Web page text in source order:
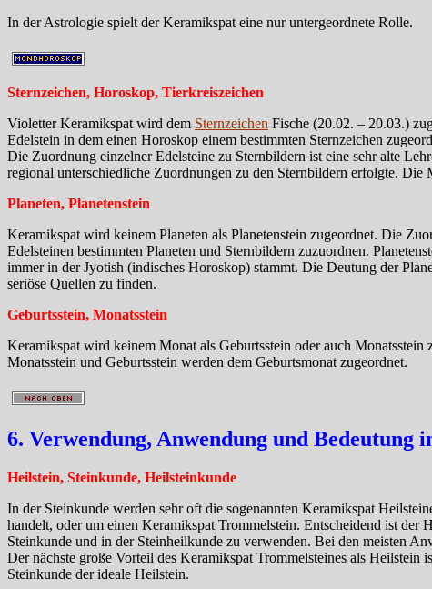
In der Astrologie spielt der Keramikspat eine nur untergeordnete Rolle.
Sternzeichen, Horoskop, Tierkreiszeichen
Violetter Keramikspat wird dem Sternzeichen Fische (20.02. – 20.03.)
Edelstein in dem einen Horoskop einem bestimmten Sternzeichen
Die Zuordnung einzelner Edelsteine zu Sternbildern ist eine sehr alte
regional unterschiedliche Zuordnungen zu den Sternbildern erfolgte.
Planeten, Planetenstein
Keramikspat wird keinem Planeten als Planetenstein zugeordnet. Die
Edelsteinen bestimmten Planeten und Sternbildern zuzuordnen.
immer in der Jyotish (indisches Horoskop) stammt. Die Deutung der
seriöse Quellen zu finden.
Geburtsstein, Monatsstein
Keramikspat wird keinem Monat als Geburtsstein oder auch
Monatsstein und Geburtsstein werden dem Geburtsmonat zugeordnet.
6. Verwendung, Anwendung und Bedeutung
Heilstein, Steinkunde, Heilsteinkunde
In der Steinkunde werden sehr oft die sogenannten Keramikspat
handelt, oder um einen Keramikspat Trommelstein. Entscheidend ist
Steinkunde und in der Steinheilkunde zu verwenden. Bei den meisten
Der nächste große Vorteil des Keramikspat Trommelsteines als
Steinkunde der ideale Heilstein.